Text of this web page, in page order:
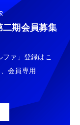
二期会員募集
ァ」登録はこ
会員専用